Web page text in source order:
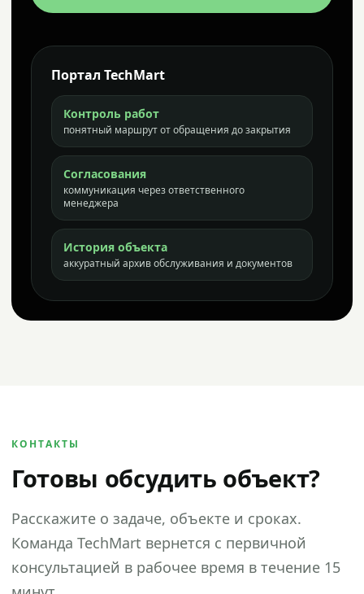
Портал TechMart
Контроль работ
понятный маршрут от обращения до закрытия
Согласования
коммуникация через ответственного
менеджера
История объекта
аккуратный архив обслуживания и документов
КОНТАКТЫ
Готовы обсудить объект?
Расскажите о задаче, объекте и сроках.
Команда TechMart вернется с первичной
консультацией в рабочее время в течение 15